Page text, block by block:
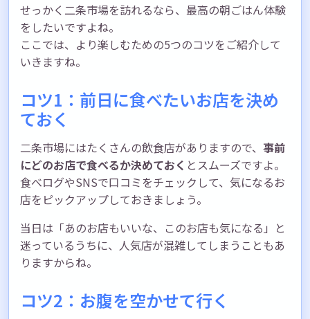
せっかく二条市場を訪れるなら、最高の朝ごはん体験
をしたいですよね。
ここでは、より楽しむための5つのコツをご紹介して
いきますね。
コツ1：前日に食べたいお店を決め
ておく
二条市場にはたくさんの飲食店がありますので、 事前
にどのお店で食べるか決めておく とスムーズですよ。
食べログやSNSで口コミをチェックして、気になるお
店をピックアップしておきましょう。
当日は「あのお店もいいな、このお店も気になる」と
迷っているうちに、人気店が混雑してしまうこともあ
りますからね。
コツ2：お腹を空かせて行く